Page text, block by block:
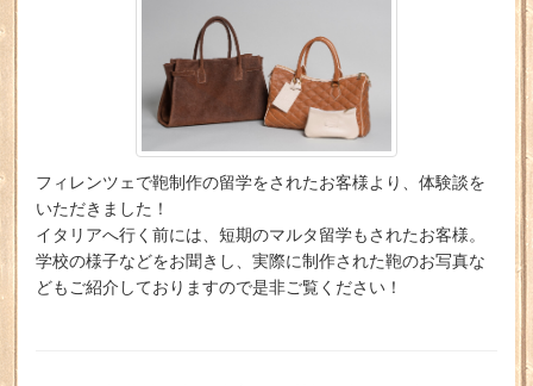
フィレンツェで鞄制作の留学をされたお客様より、体験談を
いただきました！
イタリアへ行く前には、短期のマルタ留学もされたお客様。
学校の様子などをお聞きし、実際に制作された鞄のお写真な
どもご紹介しておりますので是非ご覧ください！